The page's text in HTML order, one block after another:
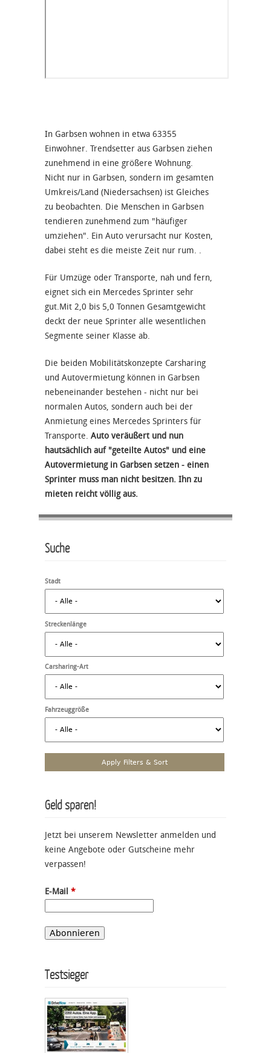
In Garbsen wohnen in etwa 63355
Einwohner. Trendsetter aus Garbsen ziehen
zunehmend in eine größere Wohnung.
Nicht nur in Garbsen, sondern im gesamten
Umkreis/Land (Niedersachsen) ist Gleiches
zu beobachten. Die Menschen in Garbsen
tendieren zunehmend zum "häufiger
umziehen". Ein Auto verursacht nur Kosten,
dabei steht es die meiste Zeit nur rum. .
Für Umzüge oder Transporte, nah und fern,
eignet sich ein Mercedes Sprinter sehr
gut.Mit 2,0 bis 5,0 Tonnen Gesamtgewicht
deckt der neue Sprinter alle wesentlichen
Segmente seiner Klasse ab.
Die beiden Mobilitätskonzepte Carsharing
und Autovermietung können in Garbsen
nebeneinander bestehen - nicht nur bei
normalen Autos, sondern auch bei der
Anmietung eines Mercedes Sprinters für
Transporte. Auto veräußert und nun
hautsächlich auf "geteilte Autos" und eine
Autovermietung in Garbsen setzen - einen
Sprinter muss man nicht besitzen. Ihn zu
mieten reicht völlig aus.
Suche
Stadt
Streckenlänge
Carsharing-Art
Fahrzeuggröße
Geld sparen!
Jetzt bei unserem Newsletter anmelden und
keine Angebote oder Gutscheine mehr
verpassen!
E-Mail *
Testsieger